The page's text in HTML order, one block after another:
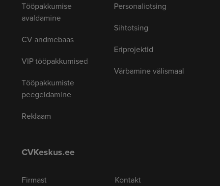
Tööpakkumise
avaldamine
CV andmebaas
VIP tööpakkumised
Tööpakkumiste
peegeldamine
Reklaam
Personaliotsing
Sihtotsing
Eriprojektid
Värbamine välismaal
CVKeskus.ee
Firmast
Kontakt